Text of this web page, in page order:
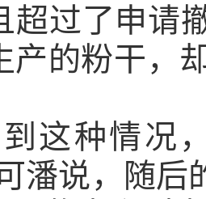
超过了申请
产的粉干，
种情况，
潘说，随